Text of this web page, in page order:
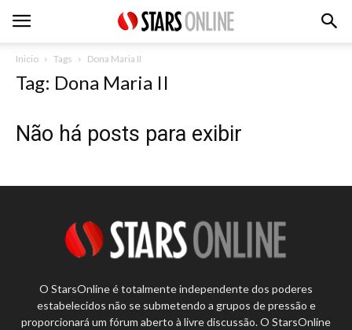
Inicio Tags Dona Maria II
Tag: Dona Maria II
Não há posts para exibir
O StarsOnline é totalmente independente dos poderes
estabelecidos não se submetendo a grupos de pressão e
proporcionará um fórum aberto à livre discussão. O StarsOnline